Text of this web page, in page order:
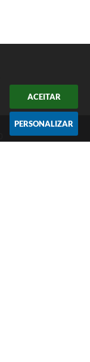
ACEITAR
PERSONALIZAR